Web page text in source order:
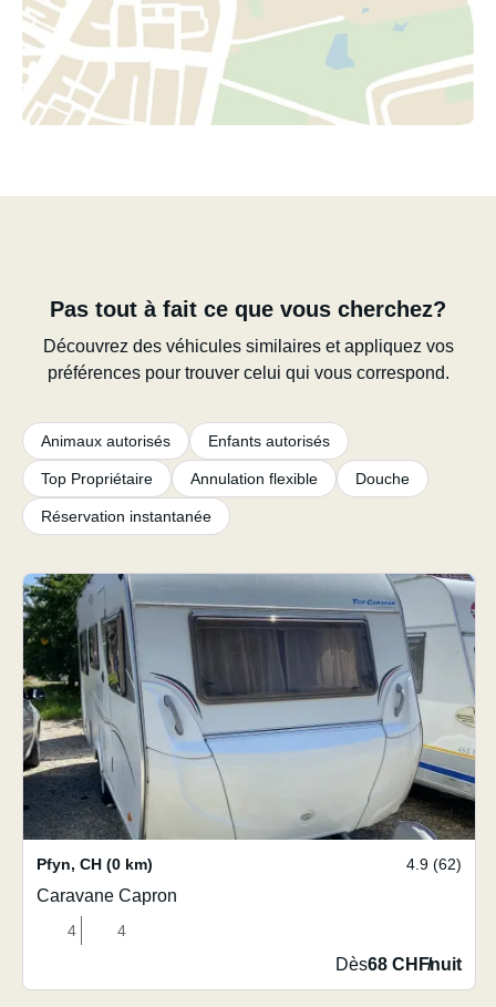
Pas tout à fait ce que vous cherchez?
Découvrez des véhicules similaires et appliquez vos
préférences pour trouver celui qui vous correspond.
Animaux autorisés Enfants autorisés
Top Propriétaire Annulation flexible Douche
Réservation instantanée
Pfyn, CH (0 km) 4.9 (62)
Caravane Capron
4 4
Dès68 CHF/nuit